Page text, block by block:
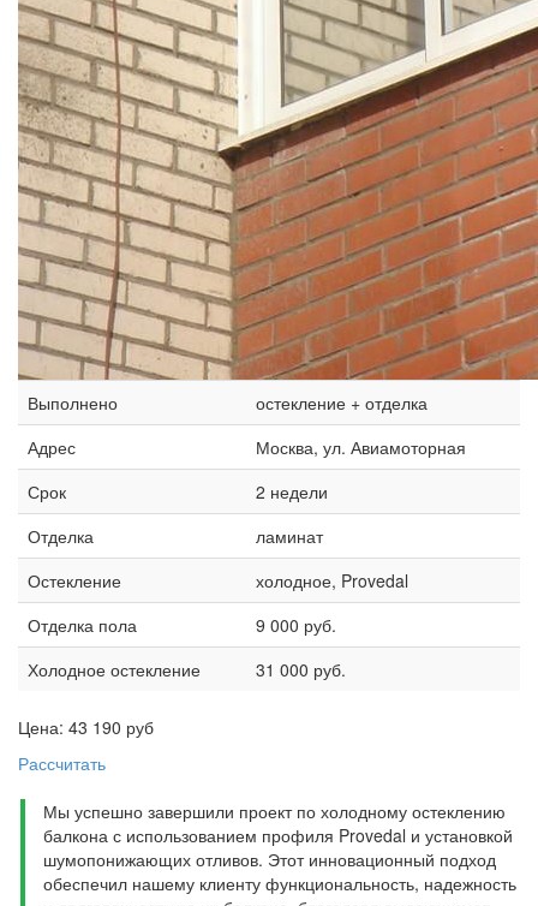
Выполнено
остекление + отделка
Адрес
Москва, ул. Авиамоторная
Срок
2 недели
Отделка
ламинат
Остекление
холодное, Provedal
Отделка пола
9 000 руб.
Холодное остекление
31 000 руб.
Цена: 43 190 руб
Рассчитать
Мы успешно завершили проект по холодному остеклению
балкона с использованием профиля Provedal и установкой
шумопонижающих отливов. Этот инновационный подход
обеспечил нашему клиенту функциональность, надежность